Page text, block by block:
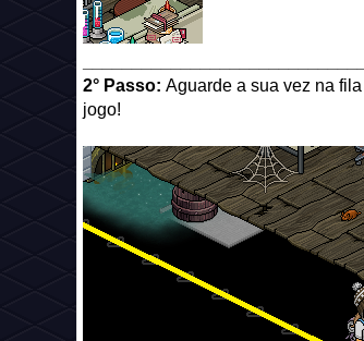
2° Passo: Aguarde a sua vez na
jogo!